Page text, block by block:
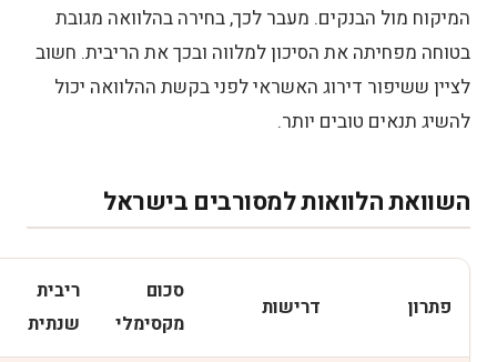
המיקוח מול הבנקים. מעבר לכך, בחירה בהלוואה מגובת
בטוחה מפחיתה את הסיכון למלווה ובכך את הריבית. חשוב
לציין ששיפור דירוג האשראי לפני בקשת ההלוואה יכול
להשיג תנאים טובים יותר.
השוואת הלוואות למסורבים בישראל
פתרון דרישות
סכום
מקסימלי
ריבית
שנתית